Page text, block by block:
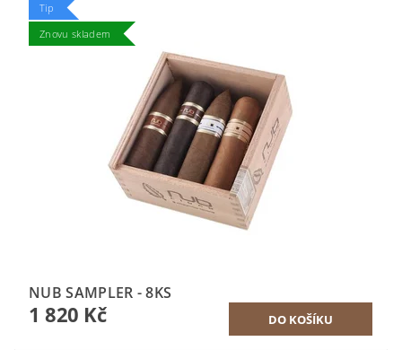
Tip
Znovu skladem
NUB SAMPLER - 8KS
1 820 Kč